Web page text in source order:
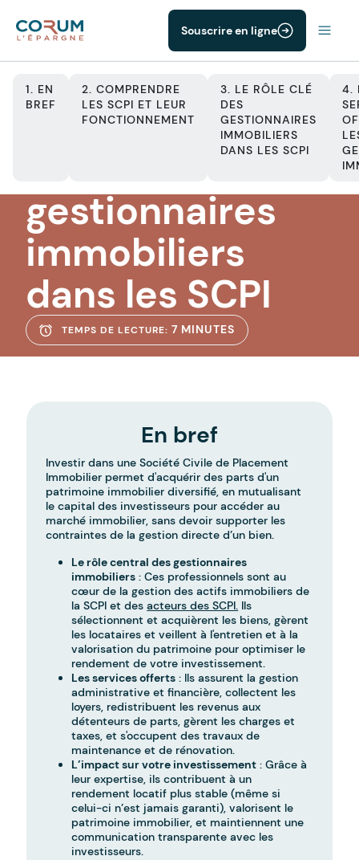
Souscrire en ligne
1. EN
BREF
2. COMPRENDRE
LES SCPI ET LEUR
FONCTIONNEMENT
3. LE RÔLE CLÉ
DES
GESTIONNAIRES
IMMOBILIERS
DANS LES SCPI
4.
gestionnaires
immobiliers
dans les SCPI
TEMPS DE LECTURE: 7 MINUTES
En bref
Investir dans une Société Civile de Placement
Immobilier permet d'acquérir des parts d'un
patrimoine immobilier diversifié, en mutualisant
le capital des investisseurs pour accéder au
marché immobilier, sans devoir supporter les
contraintes de la gestion directe d’un bien.
Le rôle central des gestionnaires
immobiliers : Ces professionnels sont au
cœur de la gestion des actifs immobiliers de
la SCPI et desacteurs des SCPI. Ils
sélectionnent et acquièrent les biens, gèrent
les locataires et veillent à l'entretien et à la
valorisation du patrimoine pour optimiser le
rendement de votre investissement.
Les services offerts : Ils assurent la gestion
administrative et financière, collectent les
loyers, redistribuent les revenus aux
détenteurs de parts, gèrent les charges et
taxes, et s'occupent des travaux de
maintenance et de rénovation.
L’impact sur votre investissement : Grâce à
leur expertise, ils contribuent à un
rendement locatif plus stable (même si
celui-ci n’est jamais garanti), valorisent le
patrimoine immobilier, et maintiennent une
communication transparente avec les
investisseurs.